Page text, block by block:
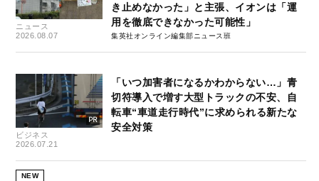
ニュース
2026.08.07
き止めなかった」と主張、イオンは「運
用を徹底できなかった可能性」
集英社オンライン編集部ニュース班
ビジネス
2026.07.21
「いつ加害者になるかわからない…」青
切符導入で増す大型トラックの不安、自
転車“車道走行時代”に求められる新たな
安全対策
NEW